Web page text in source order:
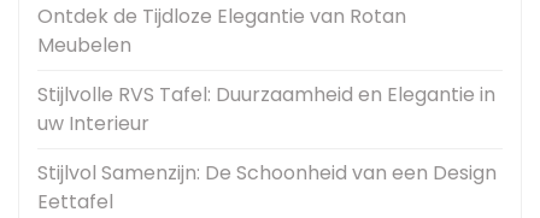
Ontdek de Tijdloze Elegantie van Rotan
Meubelen
Stijlvolle RVS Tafel: Duurzaamheid en Elegantie in
uw Interieur
Stijlvol Samenzijn: De Schoonheid van een Design
Eettafel